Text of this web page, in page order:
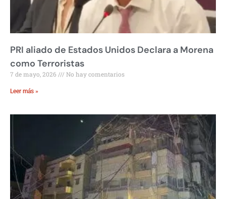
PRI aliado de Estados Unidos Declara a Morena
como Terroristas
7 de mayo, 2026 No hay comentarios
Leer más »